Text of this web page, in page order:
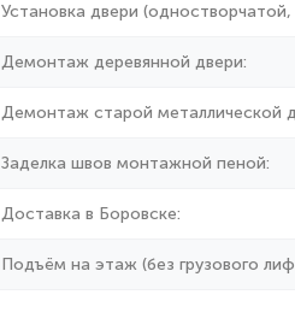
Установка двери (одностворчатой,
Демонтаж деревянной двери:
Демонтаж старой металлической
Заделка швов монтажной пеной:
Доставка в Боровске:
Подъём на этаж (без грузового